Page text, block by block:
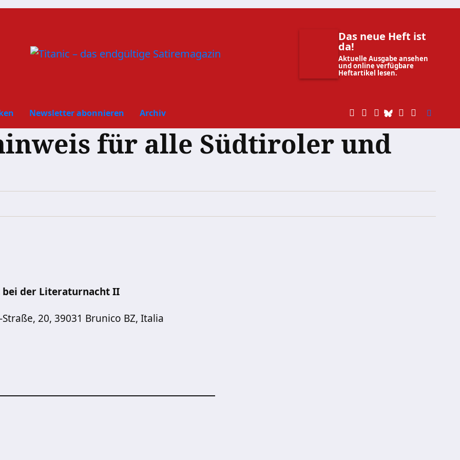
Das neue Heft ist
da!
Aktuelle Ausgabe ansehen
und online verfügbare
Heftartikel lesen.
Newsletter abonnieren Archiv
für alle Südtiroler und
bei der Literaturnacht II
20, 39031 Brunico BZ, Italia